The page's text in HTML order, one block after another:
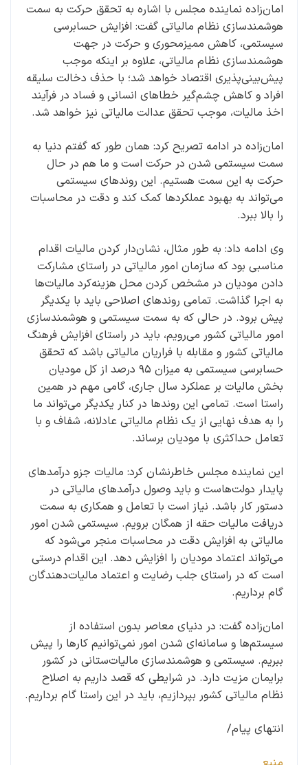
امان‌زاده نماینده مجلس با اشاره به تحقق حرکت به سمت
هوشمندسازی نظام مالیاتی گفت: افزایش حسابرسی
سیستمی، کاهش ممیزمحوری و حرکت در جهت
هوشمندسازی نظام مالیاتی، علاوه بر اینکه موجب
پیش‌بینی‌پذیری اقتصاد خواهد شد؛ با حذف دخالت سلیقه
افراد و کاهش چشم‌گیر خطاهای انسانی و فساد در فرآیند
اخذ مالیات، موجب تحقق عدالت مالیاتی نیز خواهد شد.
امان‌زاده در ادامه تصریح کرد: همان طور که گفتم دنیا به
سمت سیستمی شدن در حرکت است و ما هم در حال
حرکت به این سمت هستیم. این روندهای سیستمی
می‌تواند به بهبود عملکردها کمک کند و دقت در محاسبات
را بالا ببرد.
وی ادامه داد: به طور مثال، نشان‌دار کردن مالیات اقدام
مناسبی بود که سازمان امور مالیاتی در راستای مشارکت
دادن مودیان در مشخص کردن محل هزینه‌کرد مالیات‌ها
به اجرا گذاشت. تمامی روندهای اصلاحی باید با یکدیگر
پیش برود. در حالی که به سمت سیستمی و هوشمندسازی
امور مالیاتی کشور می‌رویم، باید در راستای افزایش فرهنگ
مالیاتی کشور و مقابله با فراریان مالیاتی باشد که تحقق
حسابرسی سیستمی به میزان ۹۵ درصد از کل مودیان
بخش مالیات بر عملکرد سال جاری، گامی مهم در همین
راستا است. تمامی این روندها در کنار یکدیگر می‌تواند ما
را به هدف نهایی از یک نظام مالیاتی عادلانه، شفاف و با
تعامل حداکثری با مودیان برساند.
این نماینده مجلس خاطرنشان کرد: مالیات جزو درآمدهای
پایدار دولت‌هاست و باید وصول درآمدهای مالیاتی در
دستور کار باشد. نیاز است با تعامل و همکاری به سمت
دریافت مالیات حقه از همگان برویم. سیستمی شدن امور
مالیاتی به افزایش دقت در محاسبات منجر می‌شود که
می‌تواند اعتماد مودیان را افزایش دهد. این اقدام درستی
است که در راستای جلب رضایت و اعتماد مالیات‌دهندگان
گام برداریم.
امان‌زاده گفت: در دنیای معاصر بدون استفاده از
سیستم‌ها و سامانه‌ای شدن امور نمی‌توانیم کارها را پیش
ببریم. سیستمی و هوشمندسازی مالیات‌ستانی در کشور
برایمان مزیت دارد. در شرایطی که قصد داریم به اصلاح
نظام مالیاتی کشور بپردازیم، باید در این راستا گام برداریم.
انتهای پیام/